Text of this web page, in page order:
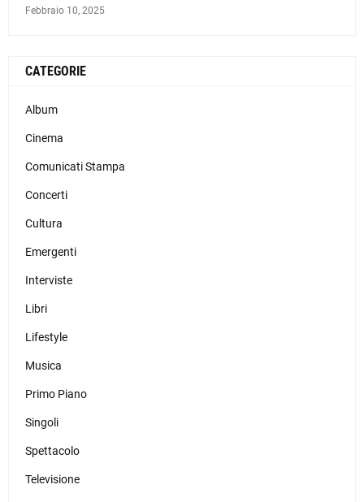
Febbraio 10, 2025
CATEGORIE
Album
Cinema
Comunicati Stampa
Concerti
Cultura
Emergenti
Interviste
Libri
Lifestyle
Musica
Primo Piano
Singoli
Spettacolo
Televisione